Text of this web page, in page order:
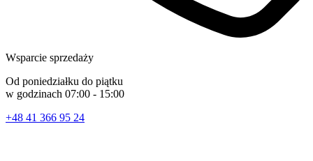
Wsparcie sprzedaży
Od poniedziałku do piątku
w godzinach 07:00 - 15:00
+48 41 366 95 24